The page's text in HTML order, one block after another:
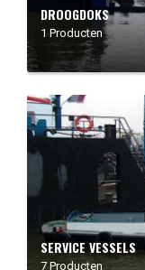
DROOGDOKS
1 Producten
SERVICE VESSELS
7 Producten